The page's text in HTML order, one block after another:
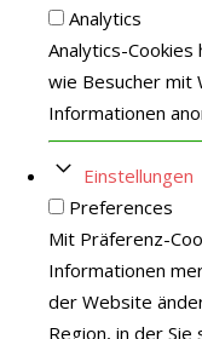
Analytics
Analytics-
wie Besucher mit
Informationen
Einstellungen
Preferences
Mit Präferenz-
Informationen
der Website
Region, in der Sie